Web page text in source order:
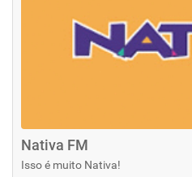
Nativa FM
Isso é muito Nativa!